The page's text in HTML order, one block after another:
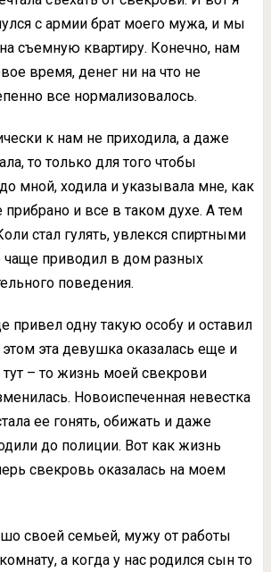
с армии брат моего мужа, и мы
съемную квартиру. Конечно, нам
время, денег ни на что не
все нормализовалось.
к нам не приходила, а даже
то только для того чтобы
мной, ходила и указывала мне, как
прибрано и все в таком духе. А тем
стал гулять, увлекся спиртными
чаще приводил в дом разных
поведения.
привел одну такую особу и оставил
эта девушка оказалась еще и
– то жизнь моей свекрови
Новоиспеченная невестка
ее гонять, обижать и даже
до полиции. Вот как жизнь
свекровь оказалась на моем
своей семьей, мужу от работы
а когда у нас родился сын то